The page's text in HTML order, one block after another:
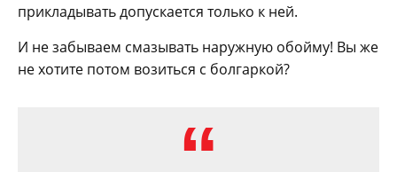
прикладывать допускается только к ней.
И не забываем смазывать наружную обойму! Вы же
не хотите потом возиться с болгаркой?